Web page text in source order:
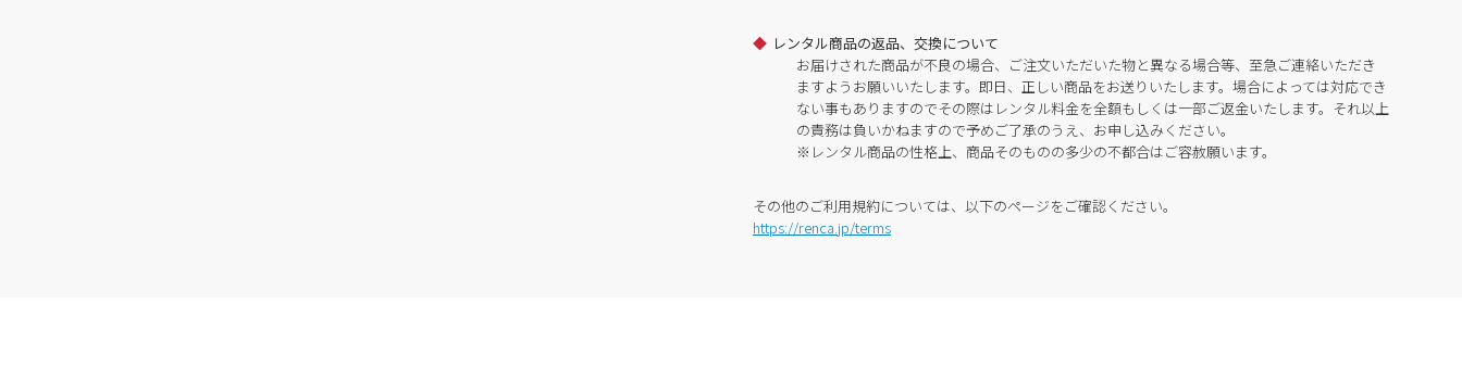
レンタル商品の返品、交換について
お届けされた商品が不良の場合、ご注文いただいた物と異なる場合等、至急ご連絡いただき
ますようお願いいたします。即日、正しい商品をお送りいたします。場合によっては対応でき
ない事もありますのでその際はレンタル料金を全額もしくは一部ご返金いたします。それ以上
の責務は負いかねますので予めご了承のうえ、お申し込みください。
※レンタル商品の性格上、商品そのものの多少の不都合はご容赦願います。
その他のご利用規約については、以下のページをご確認ください。
https://renca.jp/terms